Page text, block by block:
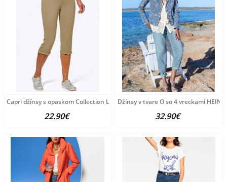
Capri džínsy s opaskom Collection L, pieskové
22.90€
Džínsy v tvare O so 4 vreckami
32.90€